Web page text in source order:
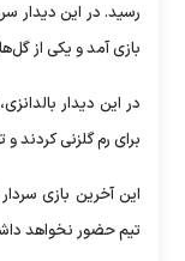
رسید. در این دیدار
بازی آمد و یکی از
در این دیدار
برای رم گلزنی کردند و
این آخرین بازی
تیم حضور نخواهد